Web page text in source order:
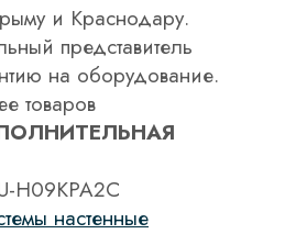
и Краснодару.
представитель
на оборудование.
товаров
H09KPA2C
настенные